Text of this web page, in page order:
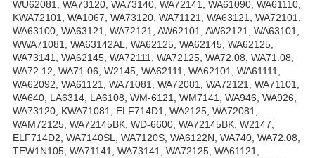
WU62081, WA73120, WA73140, WA72141, WA61090, WA61110,
KWA72101, WA1067, WA73120, WA71121, WA63121, WA72101,
WA63100, WA63121, WA72121, AW62101, AW62121, WA63101,
WWA71081, WA63142AL, WA62125, WA62145, WA62125,
WA73141, WA62145, WA72111, WA72125, WA72.08, WA71.08,
WA72.12, WA71.06, W2145, WA62111, WA62101, WA61111,
WA62092, WA61121, WA71081, WA72081, WA72121, WA71101,
WA640, LA6314, LA6108, WM-6121, WM7141, WA946, WA926,
WA73120, KWA71081, ELF714D1, WA2125, WA72081,
WAM72125, WA72145BK, WD-6600, WA72145BK, W2147,
ELF714D2, WA7140SL, WA7120S, WA6122N, WA740, WA72.08,
TEW1N105, WA71141, WA73141, WA72125, WA61121,